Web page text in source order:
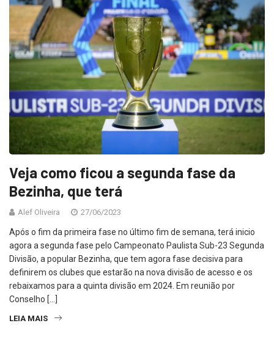
Veja como ficou a segunda fase da
Bezinha, que terá
Alef Oliveira 27/06/2023
Após o fim da primeira fase no último fim de semana, terá inicio
agora a segunda fase pelo Campeonato Paulista Sub-23 Segunda
Divisão, a popular Bezinha, que tem agora fase decisiva para
definirem os clubes que estarão na nova divisão de acesso e os
rebaixamos para a quinta divisão em 2024. Em reunião por
Conselho […]
LEIA MAIS